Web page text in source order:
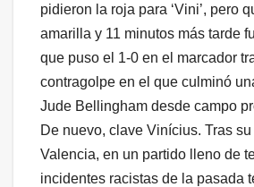
pidieron la roja para ‘Vini’, pero
amarilla y 11 minutos más tarde
que puso el 1-0 en el marcador
contragolpe en el que culminó
Jude Bellingham desde campo
De nuevo, clave Vinícius. Tras
Valencia, en un partido lleno de
incidentes racistas de la pasada